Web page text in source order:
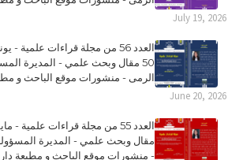
July 19, 2026
50 مقال وبحث علمي - المديرة
الرمى - منشورات موقع الباحث و
June 20, 2026
مقال وبحث علمي - المديرة
- منشورات موقع الباحث و مطبعة دار